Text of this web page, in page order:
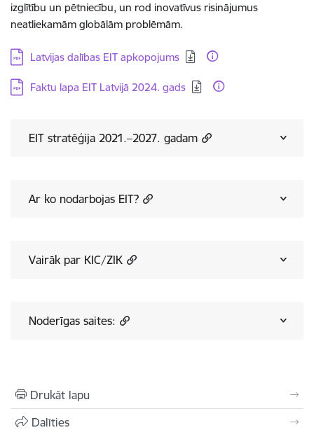
izglītību un pētniecību, un rod inovatīvus risinājumus
neatliekamām globālām problēmām.
Lejupielādēt:
Latvijas dalības EIT apkopojums
Lejupielādēt:
Faktu lapa EIT Latvijā 2024. gads
EIT stratēģija 2021.–2027. gadam
Ar ko nodarbojas EIT?
Vairāk par KIC/ZIK
Noderīgas saites:
Drukāt lapu
Dalīties